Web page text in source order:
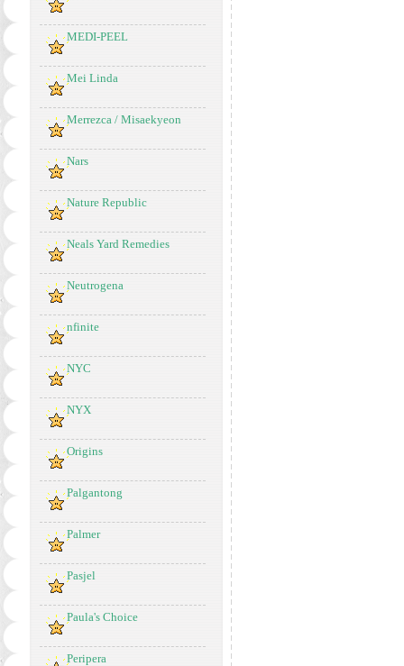
MEDI-PEEL
Mei Linda
Merrezca / Misaekyeon
Nars
Nature Republic
Neals Yard Remedies
Neutrogena
nfinite
NYC
NYX
Origins
Palgantong
Palmer
Pasjel
Paula's Choice
Peripera